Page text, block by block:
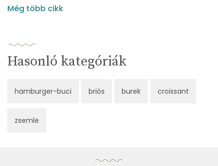
Még több cikk
Hasonló kategóriák
hamburger-buci briós burek croissant
zsemle